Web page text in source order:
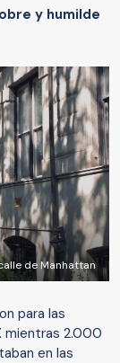
y humilde
de Manhattan
para las
mientras 2.000
en las